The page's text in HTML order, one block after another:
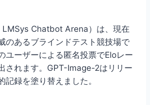
Chatbot Arena）は、現在
のあるブラインドテスト競技場で
ユーザーによる匿名投票でEloレー
されます。GPT-Image-2はリリー
記録を塗り替えました。